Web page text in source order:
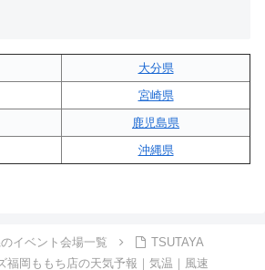
大分県
宮崎県
鹿児島県
沖縄県
イベント会場一覧
TSUTAYA
福岡ももち店の天気予報｜気温｜風速